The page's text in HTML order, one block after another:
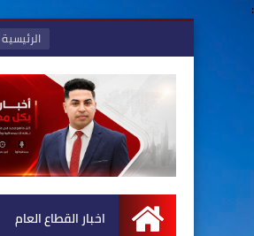
:
الرئيسية
الرئيسية
اخبار القطاع العام